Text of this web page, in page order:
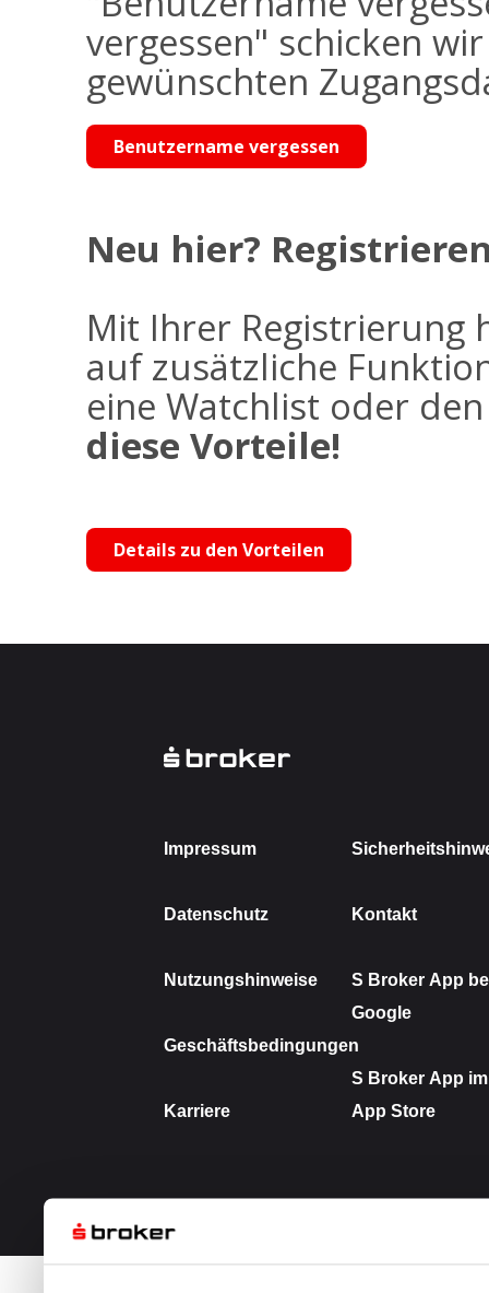
vergessen" schicken
gewünschten
Benutzername vergessen
Neu hier?
Mit Ihrer Registrierung
auf zusätzliche
eine Watchlist oder
diese Vorteile!
Details zu den Vorteilen